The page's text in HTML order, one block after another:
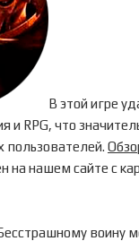
В этой игре
и RPG, что
пользователей.
на нашем сайте с
воину